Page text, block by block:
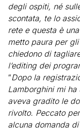
degli ospiti, né
scontata, te lo
rete e questa è
metto paura per
chiedono di
l’editing dei
“Dopo la
Lamborghini mi
aveva gradito le
rivolto. Peccato
alcuna domanda